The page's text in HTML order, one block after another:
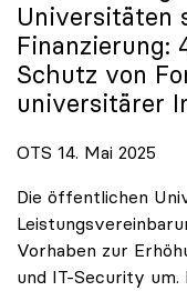
Universitäten
Finanzierung:
Schutz von
universitärer
OTS 14. Mai 2025
Die öffentlichen
Vorhaben zur
und IT-Security